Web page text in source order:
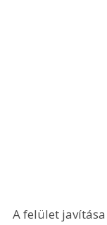
A felület javítása